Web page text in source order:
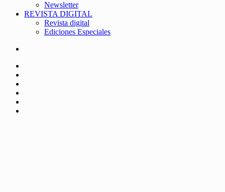
Newsletter
REVISTA DIGITAL
Revista digital
Ediciones Especiales